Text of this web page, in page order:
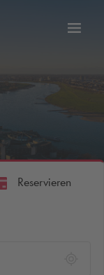
Zur
Reservieren